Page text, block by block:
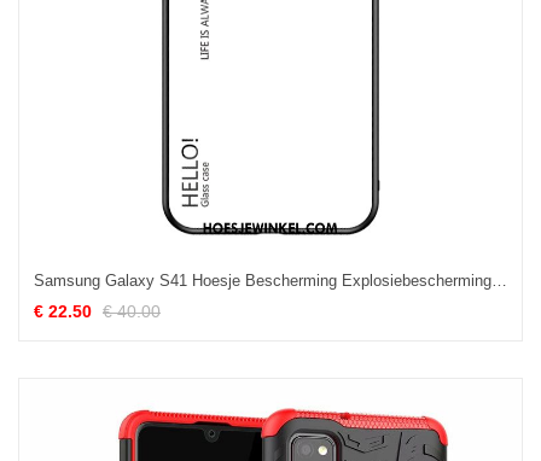
Samsung Galaxy S41 Hoesje Bescherming Explosiebescherming Wit, Samsung Galaxy S41 Hoesje Hoes All Inclusive
€ 22.50 € 40.00